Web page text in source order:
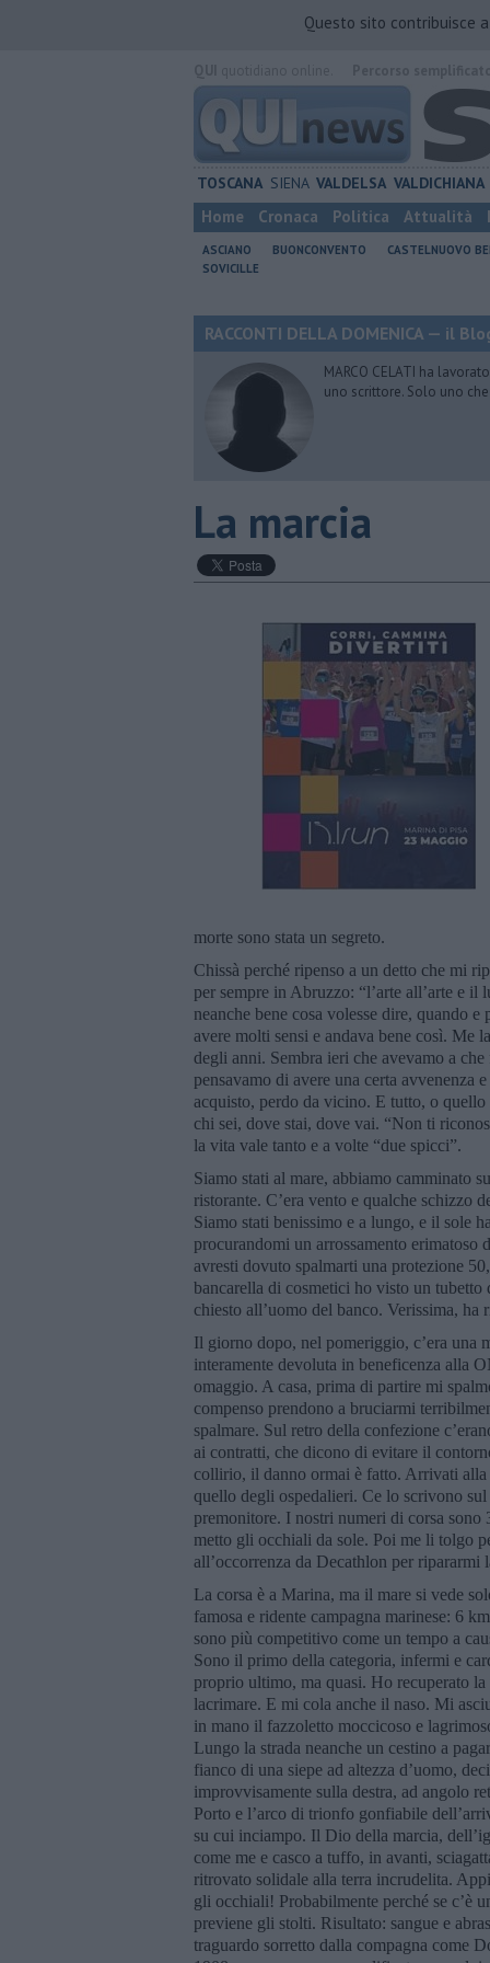
Questo sito contribuisce
TOSCANA SIENA VALDELSA VALDICHIANA
Home Cronaca Politica Attualità
ASCIANO BUONCONVENTO CASTELNUOVO
SOVICILLE
RACCONTI DELLA DOMENICA — il
MARCO CELATI ha
uno scrittore. Solo uno
La marcia
morte sono stata un segreto.
Chissà perché ripenso a un detto che mi
per sempre in Abruzzo: “l’arte all’arte e il
neanche bene cosa volesse dire, quando
avere molti sensi e andava bene così. Me
degli anni. Sembra ieri che avevamo a
pensavamo di avere una certa avvenenza
acquisto, perdo da vicino. E tutto, o quello
chi sei, dove stai, dove vai. “Non ti
la vita vale tanto e a volte “due spicci”.
Siamo stati al mare, abbiamo camminato
ristorante. C’era vento e qualche schizzo
Siamo stati benissimo e a lungo, e il sole
procurandomi un arrossamento erimatoso
avresti dovuto spalmarti una protezione
bancarella di cosmetici ho visto un
chiesto all’uomo del banco. Verissima, ha
Il giorno dopo, nel pomeriggio, c’era una
interamente devoluta in beneficenza alla
omaggio. A casa, prima di partire mi
compenso prendono a bruciarmi
spalmare. Sul retro della confezione
ai contratti, che dicono di evitare il
collirio, il danno ormai è fatto. Arrivati
quello degli ospedalieri. Ce lo scrivono
premonitore. I nostri numeri di corsa
metto gli occhiali da sole. Poi me li tolgo
all’occorrenza da Decathlon per ripararmi
La corsa è a Marina, ma il mare si vede
famosa e ridente campagna marinese: 6
sono più competitivo come un tempo a
Sono il primo della categoria, infermi e
proprio ultimo, ma quasi. Ho recuperato
lacrimare. E mi cola anche il naso. Mi
in mano il fazzoletto moccicoso e
Lungo la strada neanche un cestino a
fianco di una siepe ad altezza d’uomo,
improvvisamente sulla destra, ad angolo
Porto e l’arco di trionfo gonfiabile
su cui inciampo. Il Dio della marcia,
come me e casco a tuffo, in avanti,
ritrovato solidale alla terra incrudelita.
gli occhiali! Probabilmente perché se c’è
previene gli stolti. Risultato: sangue e
traguardo sorretto dalla compagna come